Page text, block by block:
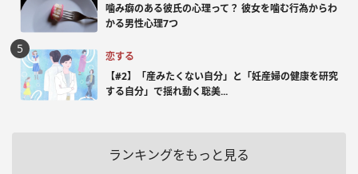
噛み癖のある彼氏の心理って？ 彼女を噛む行為からわ
かる男性心理7つ
恋する
【#2】「産みたくない自分」と「妊産婦の健康を研究
する自分」で揺れ動く聡美...
ランキングをもっと見る